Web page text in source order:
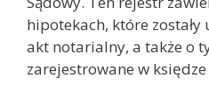
hipotekach, które
akt notarialny, a także o
zarejestrowane w